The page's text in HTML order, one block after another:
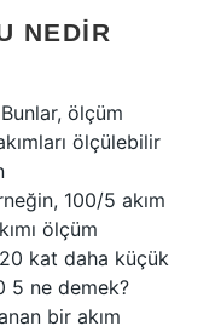
NEDIR
ölçüm
ölçülebilir
100/5 akım
ölçüm
kat daha küçük
5 ne demek?
bir akım